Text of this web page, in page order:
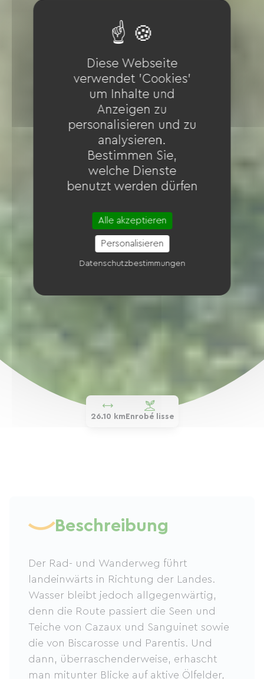
26.10 kmEnrobé lisse
Beschreibung
Der Rad- und Wanderweg führt
landeinwärts in Richtung der Landes.
Wasser bleibt jedoch allgegenwärtig,
denn die Route passiert die Seen und
Teiche von Cazaux und Sanguinet sowie
die von Biscarosse und Parentis. Und
dann, überraschenderweise, erhascht
man mitunter Blicke auf aktive Ölfelder,
Diese Webseite
verwendet 'Cookies'
um Inhalte und
Anzeigen zu
personalisieren und zu
analysieren.
Bestimmen Sie,
welche Dienste
benutzt werden dürfen
Alle akzeptieren
Personalisieren
Datenschutzbestimmungen